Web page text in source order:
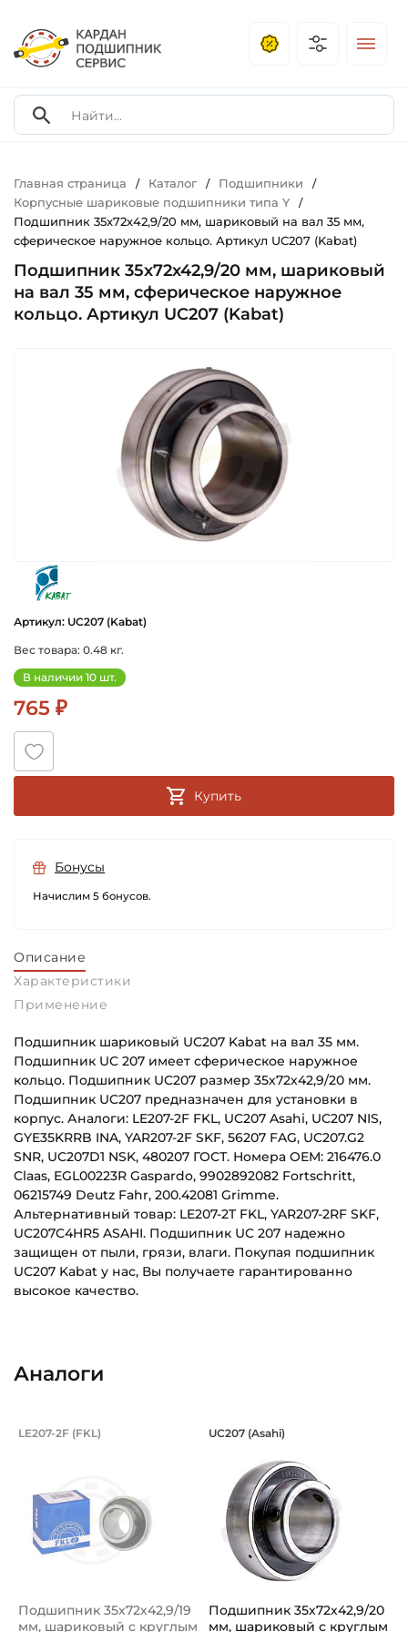
Главная страница / Каталог / Подшипники /
Корпусные шариковые подшипники типа Y /
Подшипник 35х72х42,9/20 мм, шариковый на вал 35 мм,
сферическое наружное кольцо. Артикул UC207 (Kabat)
Подшипник 35х72х42,9/20 мм, шариковый
на вал 35 мм, сферическое наружное
кольцо. Артикул UC207 (Kabat)
Артикул: UC207 (Kabat)
Вес товара: 0.48 кг.
В наличии 10 шт.
765 ₽
Купить
Бонусы
Начислим 5 бонусов.
Описание
Характеристики
Применение
Подшипник шариковый UC207 Kabat на вал 35 мм.
Подшипник UC 207 имеет сферическое наружное
кольцо. Подшипник UC207 размер 35х72х42,9/20 мм.
Подшипник UC207 предназначен для установки в
корпус. Аналоги: LE207-2F FKL, UC207 Asahi, UC207 NIS,
GYE35KRRB INA, YAR207-2F SKF, 56207 FAG, UC207.G2
SNR, UC207D1 NSK, 480207 ГОСТ. Номера OEM: 216476.0
Claas, EGL00223R Gaspardo, 9902892082 Fortschritt,
06215749 Deutz Fahr, 200.42081 Grimme.
Альтернативный товар: LE207-2T FKL, YAR207-2RF SKF,
UC207C4HR5 ASAHI. Подшипник UC 207 надежно
защищен от пыли, грязи, влаги. Покупая подшипник
UC207 Kabat у нас, Вы получаете гарантированно
высокое качество.
Наружный диаметр (D):
Ширина внутреннего кольца (B):
Ширина наружного кольца (С):
20 мм
Ширина в сборе (Монтажная):
Тип посадочного отверстия на вал:
Категория:
Аналоги
Подшипник 35х72х42,9/19 мм,
LE207-2F (FKL)
Подшипник 35х72х42,9/19
мм, шариковый с круглым
Подшипник
UC207 (Asahi)
Подшипник 35х72х42,9/20
мм, шариковый с круглым